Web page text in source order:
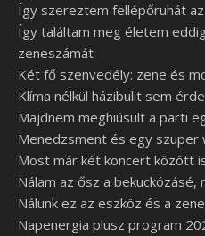
Így szereztem fellépőruhát
Így találtam meg életem
zeneszámát
Két fő szenvedély: zene és
Klíma nélkül házibulit sem
Majdnem meghiúsult a parti
Menedzsment és egy szuper
Most már két koncert között
Nálam az ősz a bekuckózásé,
Nálunk ez az eszköz és a
Napenergia plusz program